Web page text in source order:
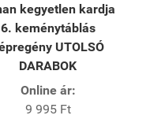
kegyetlen kardja
6. keménytáblás
UTOLSÓ
DARABOK
Online ár:
9 995 Ft